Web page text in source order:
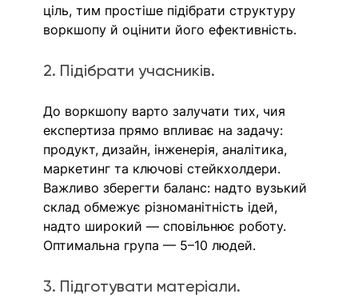
ціль, тим простіше підібрати структуру
воркшопу й оцінити його ефективність.
2. Підібрати учасників.
До воркшопу варто залучати тих, чия
експертиза прямо впливає на задачу:
продукт, дизайн, інженерія, аналітика,
маркетинг та ключові стейкхолдери.
Важливо зберегти баланс: надто вузький
склад обмежує різноманітність ідей,
надто широкий — сповільнює роботу.
Оптимальна група — 5–10 людей.
3. Підготувати матеріали.